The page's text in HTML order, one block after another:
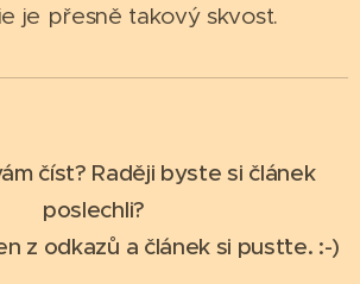
je přesně takový skvost.
číst? Raději byste si článek
poslechli?
z odkazů a článek si pusťte. :-)